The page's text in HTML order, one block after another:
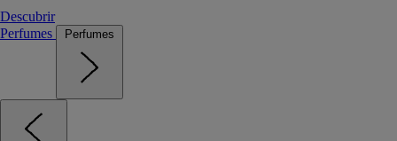
Descubrir
Perfumes
Perfumes